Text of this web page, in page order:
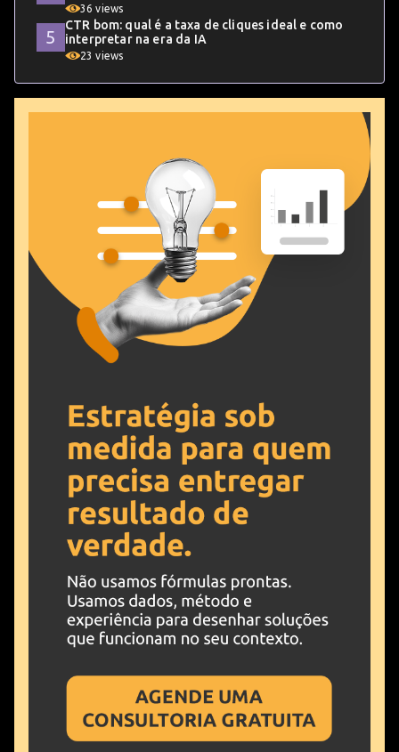
36 views
CTR bom: qual é a taxa de cliques ideal e como
interpretar na era da IA
23 views